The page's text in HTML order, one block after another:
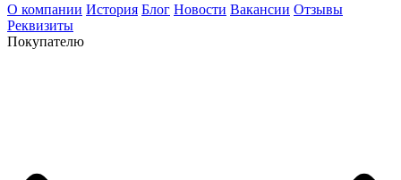
О компании История Блог Новости Вакансии Отзывы
Реквизиты
Покупателю